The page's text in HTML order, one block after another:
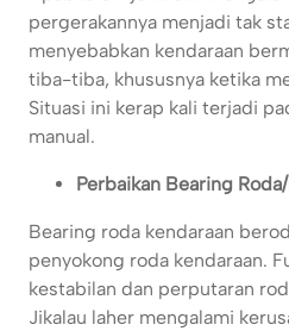
pergerakannya menjadi tak
menyebabkan kendaraan
tiba-tiba, khususnya ketika
Situasi ini kerap kali terjadi
manual.
Perbaikan Bearing
Bearing roda kendaraan
penyokong roda kendaraan.
kestabilan dan perputaran
Jikalau laher mengalami